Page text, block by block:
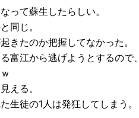
って蘇生したらしい。
同じ。
きたのか把握してなかった。
富江から逃げようとするので、
える。
生徒の1人は発狂してしまう。